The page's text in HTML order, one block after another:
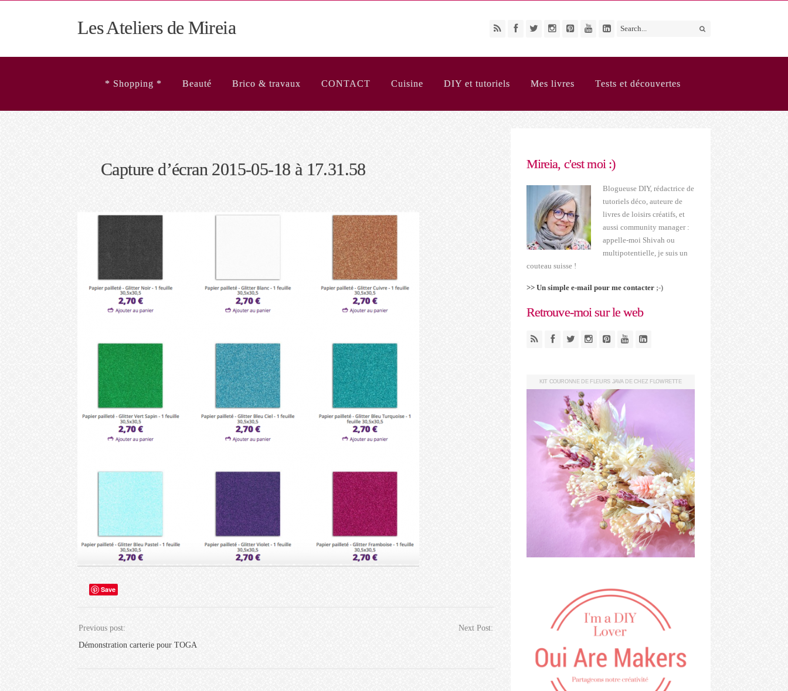
Les Ateliers de Mireia
* Shopping * Beauté Brico & travaux CONTACT Cuisine DIY et tutoriels Mes livres Tests et découvertes
Capture d’écran 2015-05-18 à 17.31.58
Save
Previous post:
Démonstration carterie pour TOGA
Next Post:
Mireia, c'est moi :)
Blogueuse DIY, rédactrice de
tutoriels déco, auteure de
livres de loisirs créatifs, et
aussi community manager :
appelle-moi Shivah ou
multipotentielle, je suis un
couteau suisse !
>> Un simple e-mail pour me contacter;-)
Retrouve-moi sur le web
KIT COURONNE DE FLEURS JAVA DE CHEZ FLOWRETTE